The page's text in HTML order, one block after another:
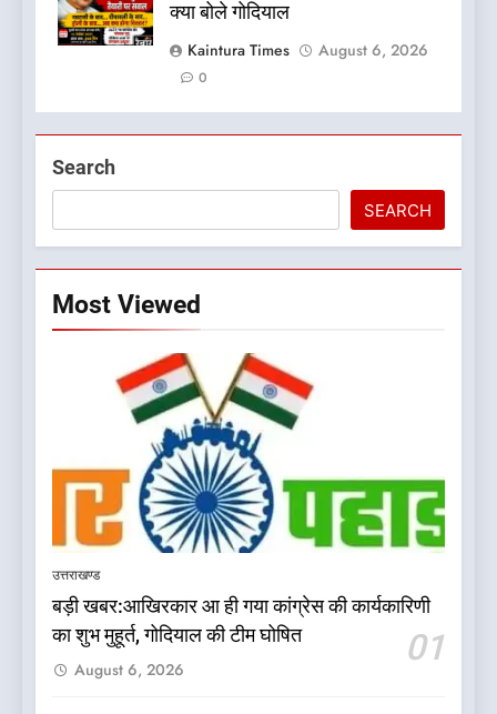
क्या बोले गोदियाल
Kaintura Times
August 6, 2026
0
Search
SEARCH
Most Viewed
उत्तराखण्ड
बड़ी खबर:आखिरकार आ ही गया कांग्रेस की कार्यकारिणी
का शुभ मुहूर्त, गोदियाल की टीम घोषित
01
August 6, 2026
5
दिल्ली की कोर ग्रुप बैठक में भाजपा
के बड़े फैसले
उत्तराखण्ड
6
ऑरेंज अलर्ट के बीच डीएम का बड़ा